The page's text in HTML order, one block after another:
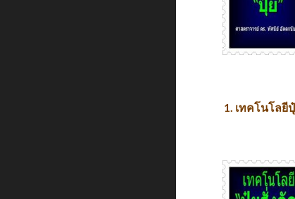
1. เทคโนโลยี